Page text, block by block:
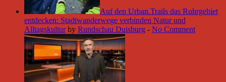
Auf den Urban.Trails das Ruhrgebiet
entdecken: Stadtwanderwege verbinden Natur und
Alltagskultur by Rundschau Duisburg - No Comment